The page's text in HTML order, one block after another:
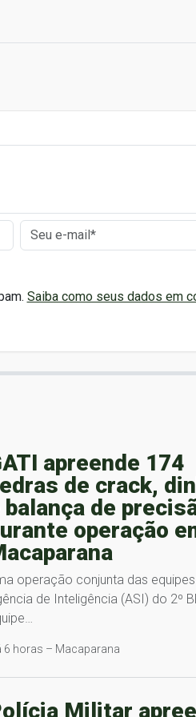
Saiba como seus dados em
apreende 174
de crack,
balança de
operação
operação conjunta das equipes
de Inteligência (ASI) do 2º
6 horas – Macaparana
Militar